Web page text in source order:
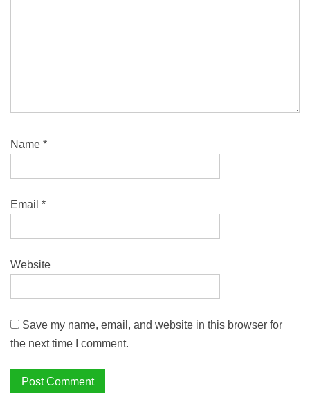
Name *
Email *
Website
Save my name, email, and website in this browser for
the next time I comment.